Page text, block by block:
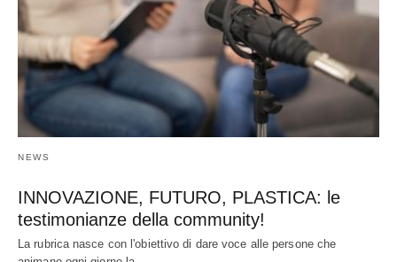
NEWS
INNOVAZIONE, FUTURO, PLASTICA: le
testimonianze della community!
La rubrica nasce con l'obiettivo di dare voce alle persone che